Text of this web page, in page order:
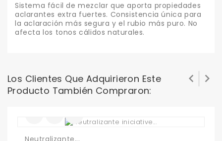
Sistema fácil de mezclar que aporta propiedades
aclarantes extra fuertes. Consistencia única para
la aclaración más segura y el rubio más puro. No
afecta los tonos cálidos naturales.
Los Clientes Que Adquirieron Este
Producto También Compraron:
Neutralizante...
 